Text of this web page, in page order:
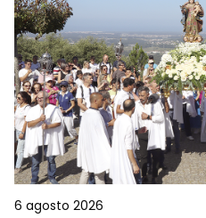
6 agosto 2026